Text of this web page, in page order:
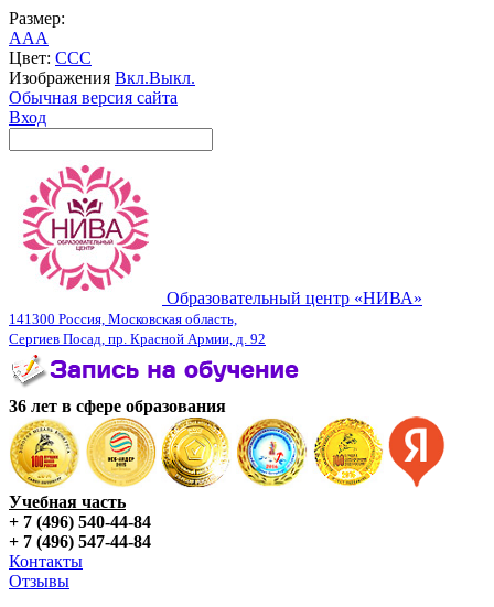
Размер:
AAA
Цвет: CCC
Изображения Вкл.Выкл.
Обычная версия сайта
Вход
Образовательный центр «НИВА»
141300 Россия, Московская область,
Сергиев Посад, пр. Красной Армии, д. 92
36 лет в сфере образования
Учебная часть
+ 7 (496) 540-44-84
+ 7 (496) 547-44-84
Контакты
Отзывы